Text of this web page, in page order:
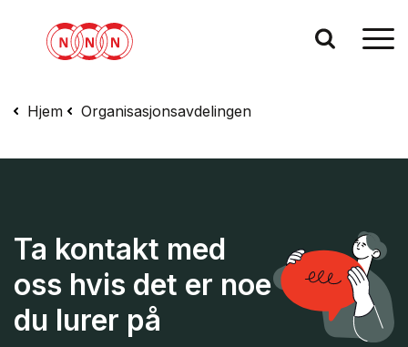
Hjem Organisasjonsavdelingen
Ta kontakt med
oss hvis det er noe
du lurer på